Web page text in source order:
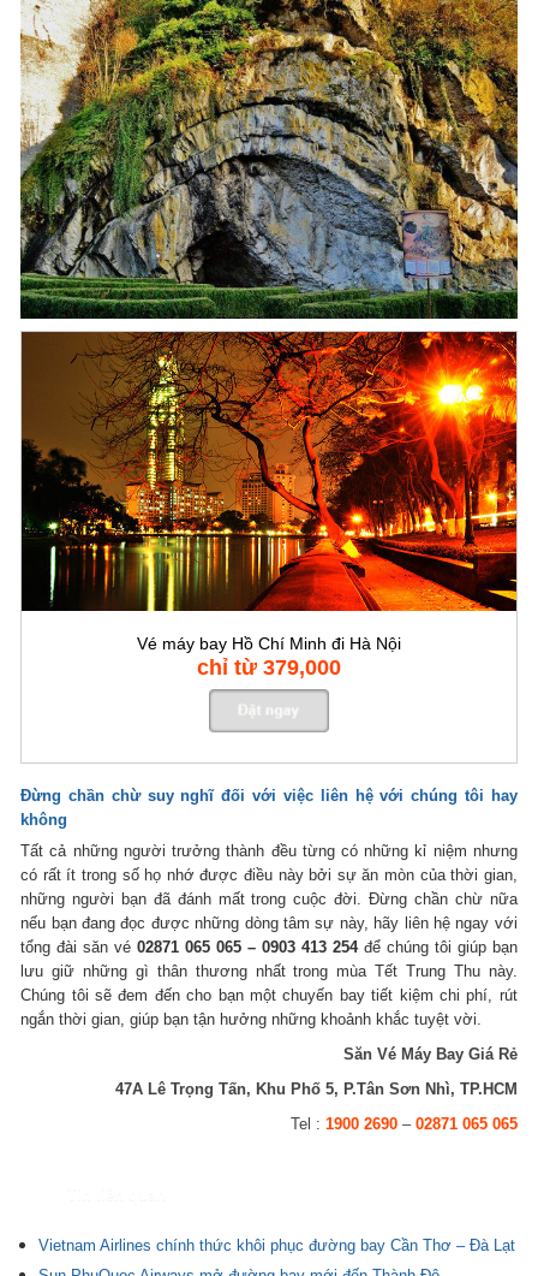
Vé máy bay Hồ Chí Minh đi Hà Nội
chỉ từ 379,000
Đừng chần chừ suy nghĩ đối với việc liên hệ với chúng tôi hay
không
Tất cả những người trưởng thành đều từng có những kỉ niệm nhưng
có rất ít trong số họ nhớ được điều này bởi sự ăn mòn của thời gian,
những người bạn đã đánh mất trong cuộc đời. Đừng chần chừ nữa
nếu bạn đang đọc được những dòng tâm sự này, hãy liên hệ ngay với
tổng đài săn vé02871 065 065 – 0903 413 254 để chúng tôi giúp bạn
lưu giữ những gì thân thương nhất trong mùa Tết Trung Thu này.
Chúng tôi sẽ đem đến cho bạn một chuyến bay tiết kiệm chi phí, rút
ngắn thời gian, giúp bạn tận hưởng những khoảnh khắc tuyệt vời.
Săn Vé Máy Bay Giá Rẻ
47A Lê Trọng Tấn, Khu Phố 5, P.Tân Sơn Nhì, TP.HCM
Tel : 1900 2690– 02871 065 065
Vietnam Airlines chính thức khôi phục đường bay Cần Thơ – Đà Lạt